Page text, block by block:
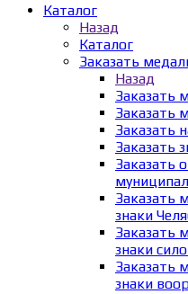
Каталог
Назад
Каталог
Заказать
Назад
Заказать
Заказать
Заказать
Заказать
Заказать
Заказать
знаки
Заказать
знаки
Заказать
знаки